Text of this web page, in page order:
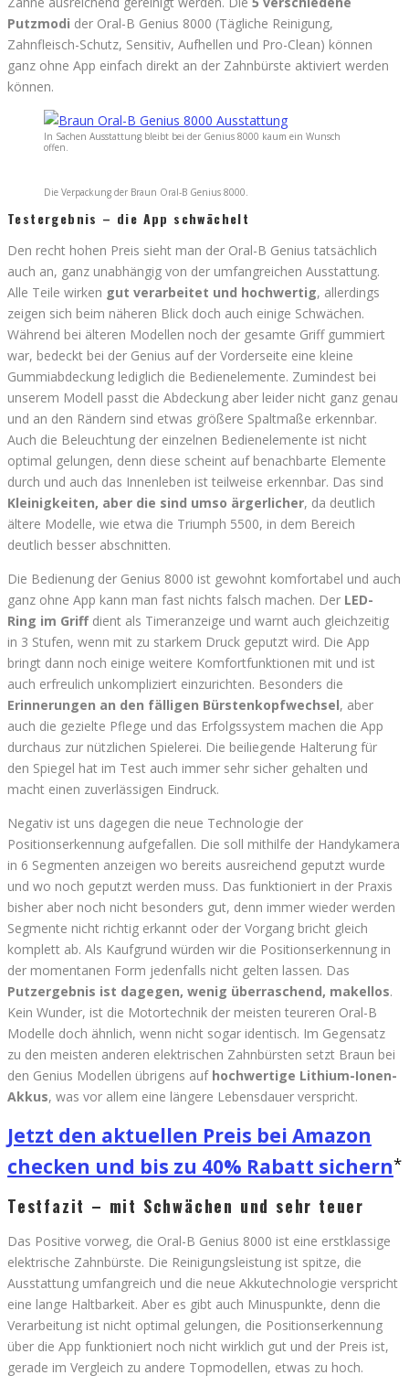
Putzmodi der Oral-B Genius 8000 (Tägliche Reinigung,
Zahnfleisch-Schutz, Sensitiv, Aufhellen und Pro-Clean) können
ganz ohne App einfach direkt an der Zahnbürste aktiviert werden
können.
In Sachen Ausstattung bleibt bei der Genius 8000 kaum ein Wunsch
offen.
Die Verpackung der Braun Oral-B Genius 8000.
Testergebnis – die App schwächelt
Den recht hohen Preis sieht man der Oral-B Genius tatsächlich
auch an, ganz unabhängig von der umfangreichen Ausstattung.
Alle Teile wirken gut verarbeitet und hochwertig, allerdings
zeigen sich beim näheren Blick doch auch einige Schwächen.
Während bei älteren Modellen noch der gesamte Griff gummiert
war, bedeckt bei der Genius auf der Vorderseite eine kleine
Gummiabdeckung lediglich die Bedienelemente. Zumindest bei
unserem Modell passt die Abdeckung aber leider nicht ganz genau
und an den Rändern sind etwas größere Spaltmaße erkennbar.
Auch die Beleuchtung der einzelnen Bedienelemente ist nicht
optimal gelungen, denn diese scheint auf benachbarte Elemente
durch und auch das Innenleben ist teilweise erkennbar. Das sind
Kleinigkeiten, aber die sind umso ärgerlicher, da deutlich
ältere Modelle, wie etwa die Triumph 5500, in dem Bereich
deutlich besser abschnitten.
Die Bedienung der Genius 8000 ist gewohnt komfortabel und auch
ganz ohne App kann man fast nichts falsch machen. Der LED-
Ring im Griff dient als Timeranzeige und warnt auch gleichzeitig
in 3 Stufen, wenn mit zu starkem Druck geputzt wird. Die App
bringt dann noch einige weitere Komfortfunktionen mit und ist
auch erfreulich unkompliziert einzurichten. Besonders die
Erinnerungen an den fälligen Bürstenkopfwechsel, aber
auch die gezielte Pflege und das Erfolgssystem machen die App
durchaus zur nützlichen Spielerei. Die beiliegende Halterung für
den Spiegel hat im Test auch immer sehr sicher gehalten und
macht einen zuverlässigen Eindruck.
Negativ ist uns dagegen die neue Technologie der
Positionserkennung aufgefallen. Die soll mithilfe der Handykamera
in 6 Segmenten anzeigen wo bereits ausreichend geputzt wurde
und wo noch geputzt werden muss. Das funktioniert in der Praxis
bisher aber noch nicht besonders gut, denn immer wieder werden
Segmente nicht richtig erkannt oder der Vorgang bricht gleich
komplett ab. Als Kaufgrund würden wir die Positionserkennung in
der momentanen Form jedenfalls nicht gelten lassen. Das
Putzergebnis ist dagegen, wenig überraschend, makellos.
Kein Wunder, ist die Motortechnik der meisten teureren Oral-B
Modelle doch ähnlich, wenn nicht sogar identisch. Im Gegensatz
zu den meisten anderen elektrischen Zahnbürsten setzt Braun bei
den Genius Modellen übrigens auf hochwertige Lithium-Ionen-
Akkus, was vor allem eine längere Lebensdauer verspricht.
Jetzt den aktuellen Preis bei Amazon
checken und bis zu 40% Rabatt sichern
Testfazit – mit Schwächen und sehr teuer
Das Positive vorweg, die Oral-B Genius 8000 ist eine erstklassige
elektrische Zahnbürste. Die Reinigungsleistung ist spitze, die
Ausstattung umfangreich und die neue Akkutechnologie verspricht
eine lange Haltbarkeit. Aber es gibt auch Minuspunkte, denn die
Verarbeitung ist nicht optimal gelungen, die Positionserkennung
über die App funktioniert noch nicht wirklich gut und der Preis ist,
gerade im Vergleich zu andere Topmodellen, etwas zu hoch.